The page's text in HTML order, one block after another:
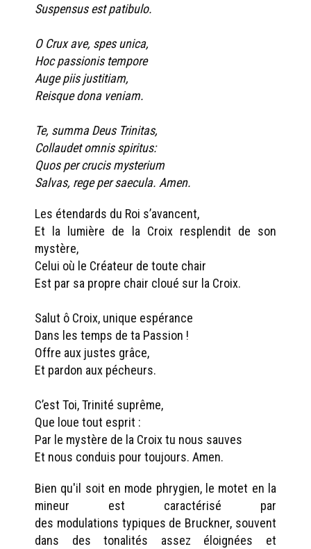
Suspensus est patibulo.
O Crux ave, spes unica,
Hoc passionis tempore
Auge piis justitiam,
Reisque dona veniam.
Te, summa Deus Trinitas,
Collaudet omnis spiritus:
Quos per crucis mysterium
Salvas, rege per saecula. Amen.
Les étendards du Roi s’avancent,
Et la lumière de la Croix resplendit de son
mystère,
Celui où le Créateur de toute chair
Est par sa propre chair cloué sur la Croix.
Salut ô Croix, unique espérance
Dans les temps de ta Passion !
Offre aux justes grâce,
Et pardon aux pécheurs.
C’est Toi, Trinité suprême,
Que loue tout esprit :
Par le mystère de la Croix tu nous sauves
Et nous conduis pour toujours. Amen.
Bien qu'il soit en mode phrygien, le motet en la
mineur est caractérisé par
des modulations typiques de Bruckner, souvent
dans des tonalités assez éloignées et